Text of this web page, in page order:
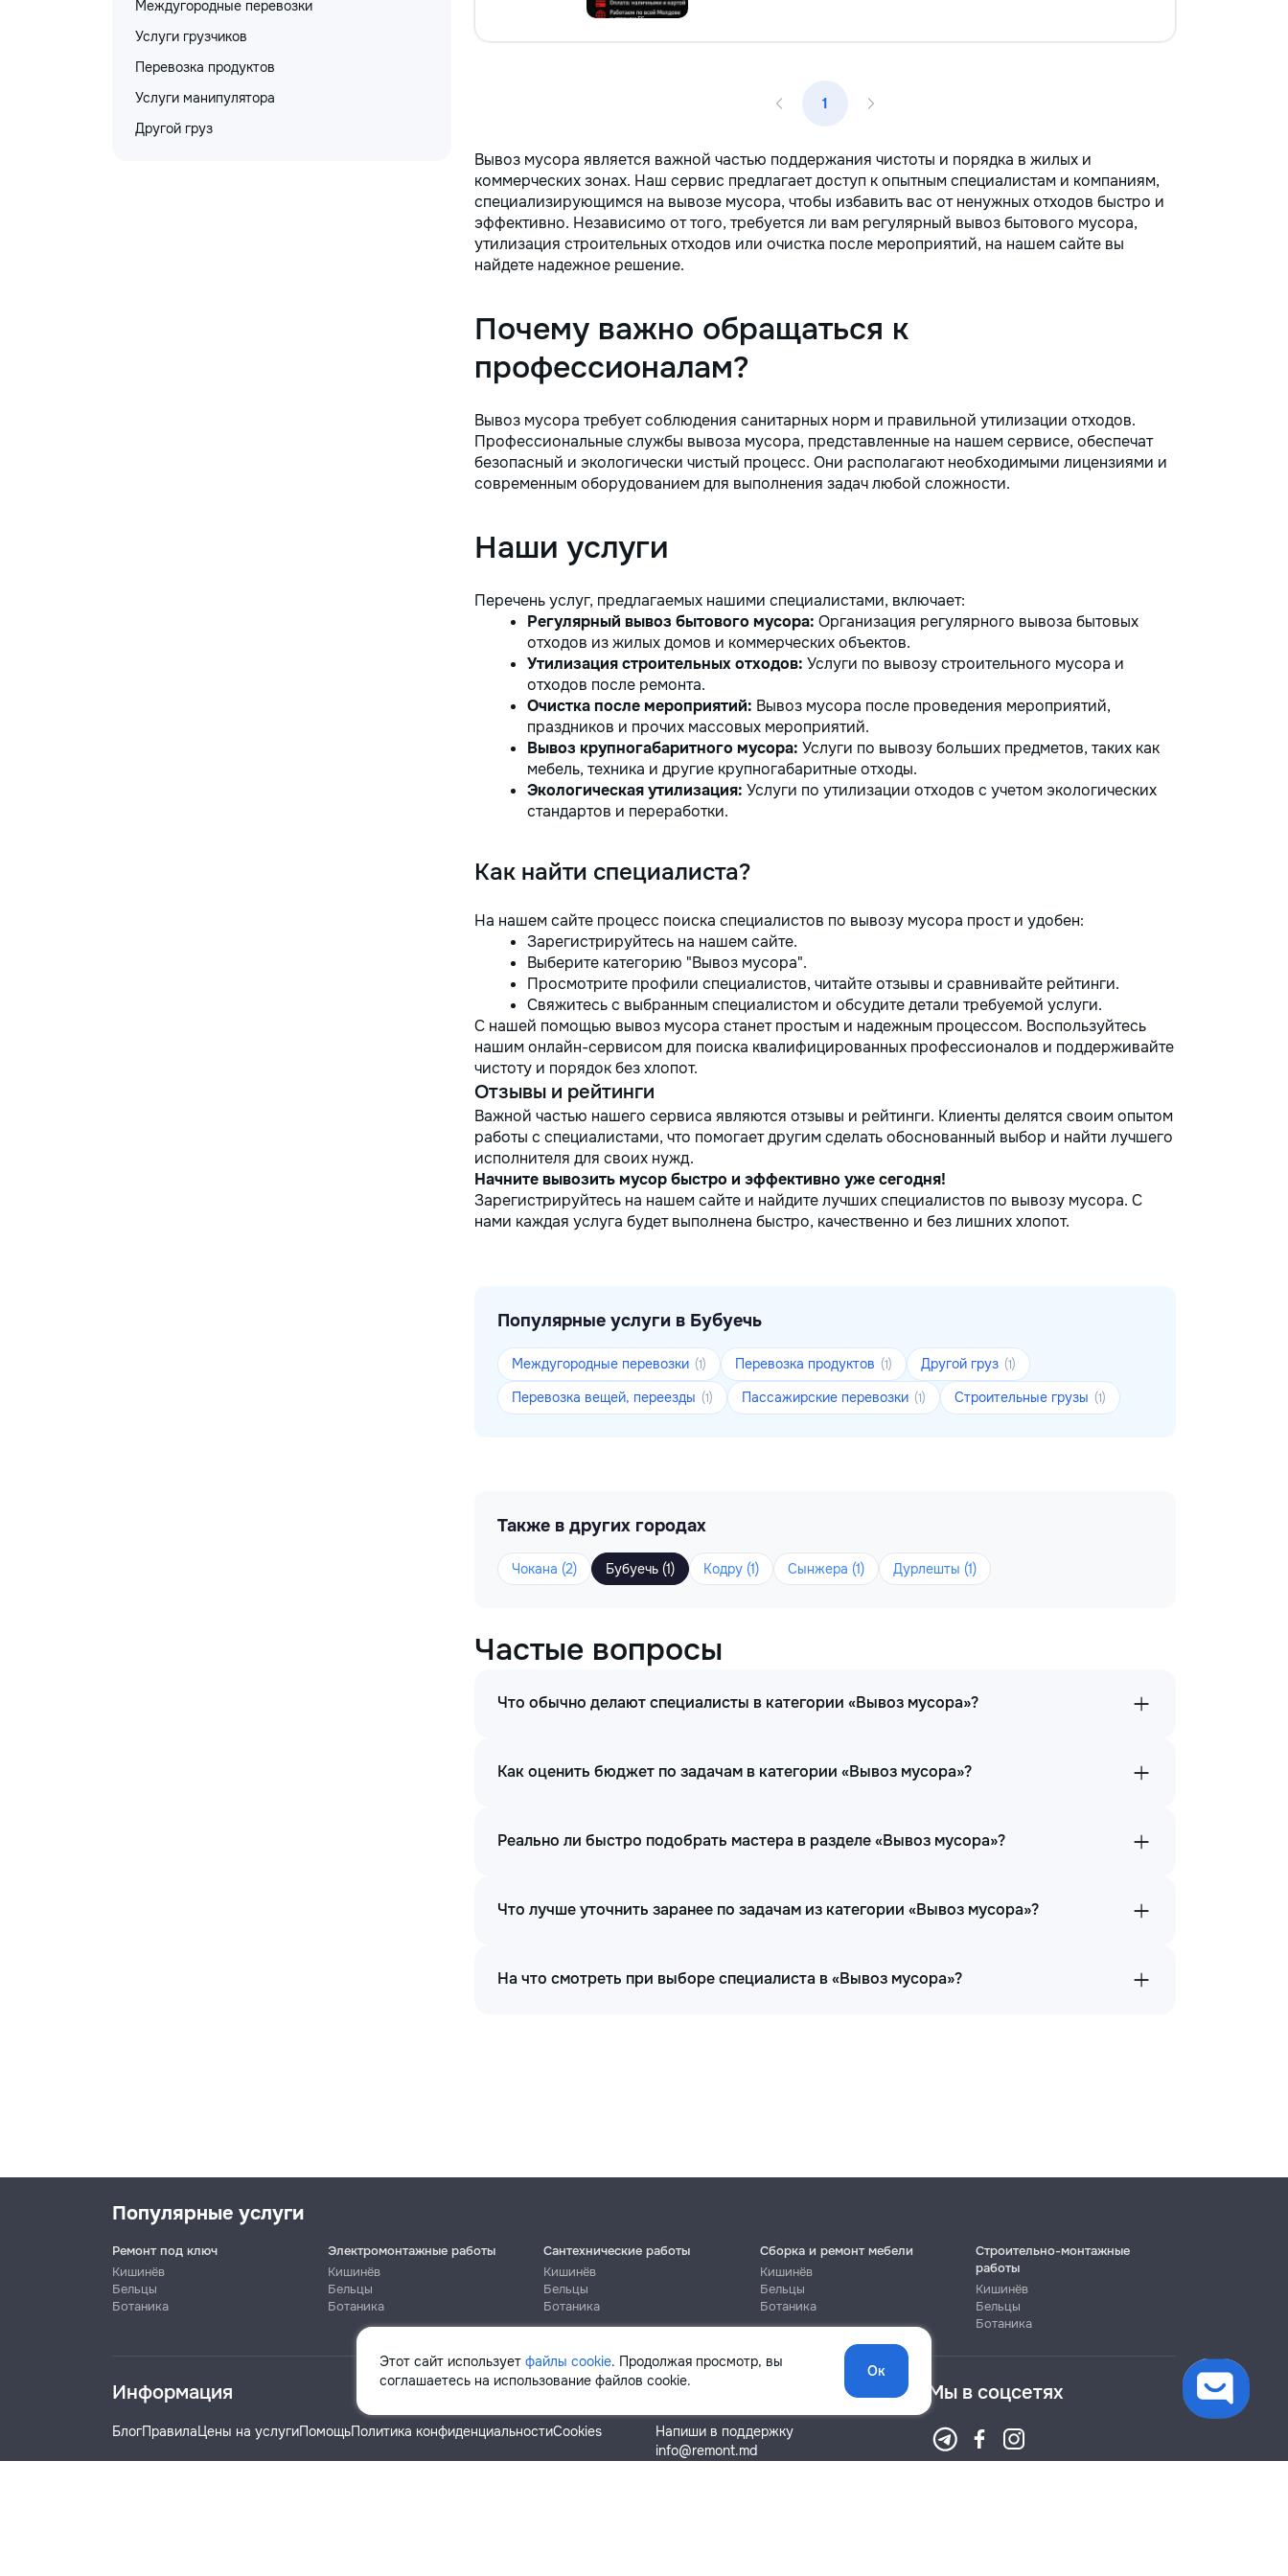
окон, замена петель, установка
помощь в организации
пространства, установке полок, а
также садоводство и помощь в
уходе за дачей. Почему выбирают
нас? • Профессионализм — опыт и
внимание к деталям, мы заботимся
качественно.
Междугородные перевозки
Услуги грузчиков
Перевозка продуктов
Услуги манипулятора
Другой груз
1
Вывоз мусора является важной частью поддержания чистоты и порядка в жилых и
коммерческих зонах. Наш сервис предлагает доступ к опытным специалистам и компаниям,
специализирующимся на вывозе мусора, чтобы избавить вас от ненужных отходов быстро и
эффективно. Независимо от того, требуется ли вам регулярный вывоз бытового мусора,
утилизация строительных отходов или очистка после мероприятий, на нашем сайте вы
найдете надежное решение.
Почему важно обращаться к
профессионалам?
Вывоз мусора требует соблюдения санитарных норм и правильной утилизации отходов.
Профессиональные службы вывоза мусора, представленные на нашем сервисе, обеспечат
безопасный и экологически чистый процесс. Они располагают необходимыми лицензиями и
современным оборудованием для выполнения задач любой сложности.
Наши услуги
Перечень услуг, предлагаемых нашими специалистами, включает:
Регулярный вывоз бытового мусора: Организация регулярного вывоза бытовых
отходов из жилых домов и коммерческих объектов.
Утилизация строительных отходов: Услуги по вывозу строительного мусора и
отходов после ремонта.
Очистка после мероприятий: Вывоз мусора после проведения мероприятий,
праздников и прочих массовых мероприятий.
Вывоз крупногабаритного мусора: Услуги по вывозу больших предметов, таких как
мебель, техника и другие крупногабаритные отходы.
Экологическая утилизация: Услуги по утилизации отходов с учетом экологических
стандартов и переработки.
Как найти специалиста?
На нашем сайте процесс поиска специалистов по вывозу мусора прост и удобен:
Зарегистрируйтесь на нашем сайте.
Выберите категорию "Вывоз мусора".
Просмотрите профили специалистов, читайте отзывы и сравнивайте рейтинги.
Свяжитесь с выбранным специалистом и обсудите детали требуемой услуги.
С нашей помощью вывоз мусора станет простым и надежным процессом. Воспользуйтесь
нашим онлайн-сервисом для поиска квалифицированных профессионалов и поддерживайте
чистоту и порядок без хлопот.
Отзывы и рейтинги
Важной частью нашего сервиса являются отзывы и рейтинги. Клиенты делятся своим опытом
работы с специалистами, что помогает другим сделать обоснованный выбор и найти лучшего
исполнителя для своих нужд.
Начните вывозить мусор быстро и эффективно уже сегодня!
Зарегистрируйтесь на нашем сайте и найдите лучших специалистов по вывозу мусора. С
нами каждая услуга будет выполнена быстро, качественно и без лишних хлопот.
Популярные услуги в Бубуечь
Междугородные перевозки (1) Перевозка продуктов (1) Другой груз (1)
Перевозка вещей, переезды (1) Пассажирские перевозки (1) Строительные грузы (1)
Также в других городах
Чокана (2) Бубуечь (1) Кодру (1) Сынжера (1) Дурлешты (1)
Частые вопросы
Что обычно делают специалисты в категории «Вывоз мусора»?
Как оценить бюджет по задачам в категории «Вывоз мусора»?
Реально ли быстро подобрать мастера в разделе «Вывоз мусора»?
Что лучше уточнить заранее по задачам из категории «Вывоз мусора»?
На что смотреть при выборе специалиста в «Вывоз мусора»?
Этот сайт использует файлы cookie. Продолжая просмотр, вы
соглашаетесь на использование файлов cookie.
Ок
Популярные услуги
Ремонт под ключ
Кишинёв
Бельцы
Ботаника
Электромонтажные работы
Кишинёв
Бельцы
Ботаника
Сантехнические работы
Кишинёв
Бельцы
Ботаника
Сборка и ремонт мебели
Кишинёв
Бельцы
Ботаника
Строительно-монтажные
работы
Кишинёв
Бельцы
Ботаника
Информация
БлогПравилаЦены на услугиПомощьПолитика конфиденциальностиCookies
Помощь
Напиши в поддержку
info@remont.md
Мы в соцсетях